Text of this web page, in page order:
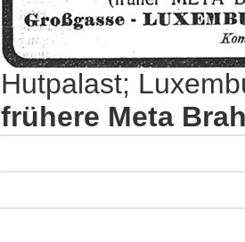
Hutpalast;
frühere Meta